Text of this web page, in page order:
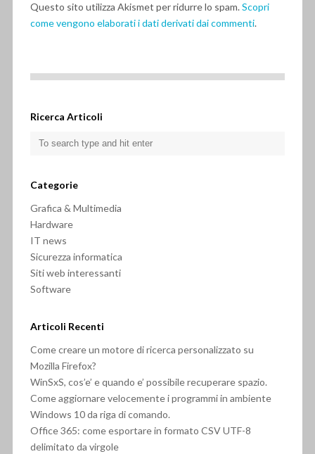
Questo sito utilizza Akismet per ridurre lo spam.Scopri
come vengono elaborati i dati derivati dai commenti.
Ricerca Articoli
Categorie
Grafica & Multimedia
Hardware
IT news
Sicurezza informatica
Siti web interessanti
Software
Articoli Recenti
Come creare un motore di ricerca personalizzato su
Mozilla Firefox?
WinSxS, cos’e’ e quando e’ possibile recuperare spazio.
Come aggiornare velocemente i programmi in ambiente
Windows 10 da riga di comando.
Office 365: come esportare in formato CSV UTF-8
delimitato da virgole